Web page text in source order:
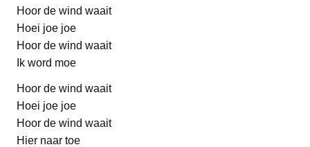
Hoor de wind waait
Hoei joe joe
Hoor de wind waait
Ik word moe
Hoor de wind waait
Hoei joe joe
Hoor de wind waait
Hier naar toe